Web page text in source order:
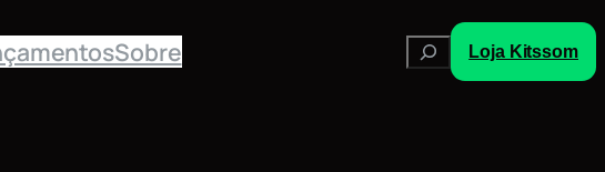
Sobre PesquisarLoja Kitssom